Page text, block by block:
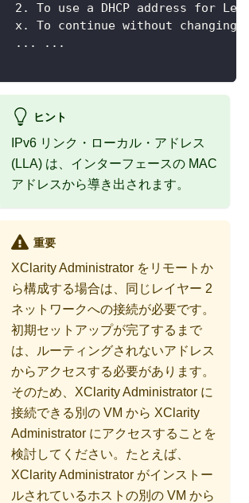
2. To use a DHCP address for
x. To continue without changing
  ... ...
ヒント
IPv6 リンク・ローカル・アドレス
(LLA) は、インターフェースの MAC
アドレスから導き出されます。
重要
XClarity Administrator をリモートか
ら構成する場合は、同じレイヤー 2
ネットワークへの接続が必要です。
初期セットアップが完了するまで
は、ルーティングされないアドレス
からアクセスする必要があります。
そのため、 XClarity Administrator に
接続できる別の VM から XClarity
Administrator にアクセスすることを
検討してください。たとえば、
XClarity Administrator がインストー
ルされているホストの別の VM から